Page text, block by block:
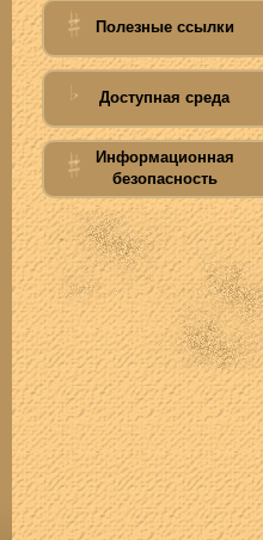
Полезные ссылки
Доступная среда
Информационная
безопасность